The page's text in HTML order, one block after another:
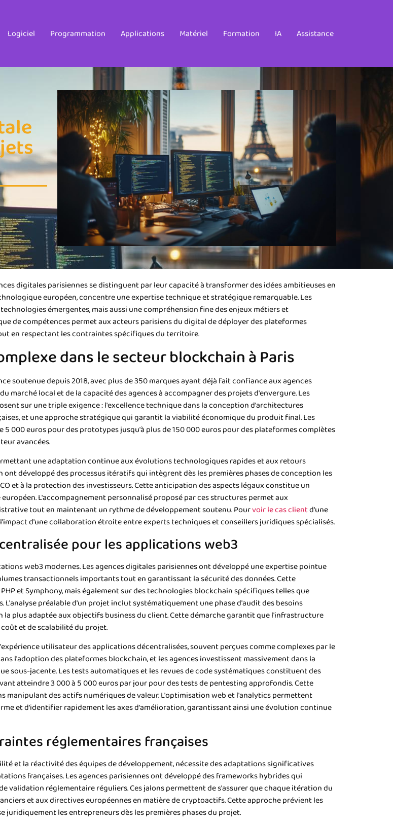
Logiciel Programmation Applications Matériel Formation IA Assistance
digitales parisiennes se distinguent par leur capacité à transformer des idées ambitieuses en
européen, concentre une expertise technique et stratégique remarquable. Les
émergentes, mais aussi une compréhension fine des enjeux métiers et
de compétences permet aux acteurs parisiens du digital de déployer des plateformes
en respectant les contraintes spécifiques du territoire.
dans le secteur blockchain à Paris
soutenue depuis 2018, avec plus de 350 marques ayant déjà fait confiance aux agences
marché local et de la capacité des agences à accompagner des projets d'envergure. Les
sur une triple exigence : l'excellence technique dans la conception d'architectures
et une approche stratégique qui garantit la viabilité économique du produit final. Les
000 euros pour des prototypes jusqu'à plus de 150 000 euros pour des plateformes complètes
avancées.
une adaptation continue aux évolutions technologiques rapides et aux retours
développé des processus itératifs qui intègrent dès les premières phases de conception les
et à la protection des investisseurs. Cette anticipation des aspects légaux constitue un
L'accompagnement personnalisé proposé par ces structures permet aux
tout en maintenant un rythme de développement soutenu. Pourvoir le cas clientd'une
d'une collaboration étroite entre experts techniques et conseillers juridiques spécialisés.
pour les applications web3
web3 modernes. Les agences digitales parisiennes ont développé une expertise pointue
transactionnels importants tout en garantissant la sécurité des données. Cette
et Symphony, mais également sur des technologies blockchain spécifiques telles que
préalable d'un projet inclut systématiquement une phase d'audit des besoins
plus adaptée aux objectifs business du client. Cette démarche garantit que l'infrastructure
et de scalabilité du projet.
utilisateur des applications décentralisées, souvent perçues comme complexes par le
l'adoption des plateformes blockchain, et les agences investissent massivement dans la
jacente. Les tests automatiques et les revues de code systématiques constituent des
atteindre 3 000 à 5 000 euros par jour pour des tests de pentesting approfondis. Cette
des actifs numériques de valeur. L'optimisation web et l'analytics permettent
et d'identifier rapidement les axes d'amélioration, garantissant ainsi une évolution continue
réglementaires françaises
et la réactivité des équipes de développement, nécessite des adaptations significatives
françaises. Les agences parisiennes ont développé des frameworks hybrides qui
validation réglementaire réguliers. Ces jalons permettent de s'assurer que chaque itération du
et aux directives européennes en matière de cryptoactifs. Cette approche prévient les
les entrepreneurs dès les premières phases du projet.